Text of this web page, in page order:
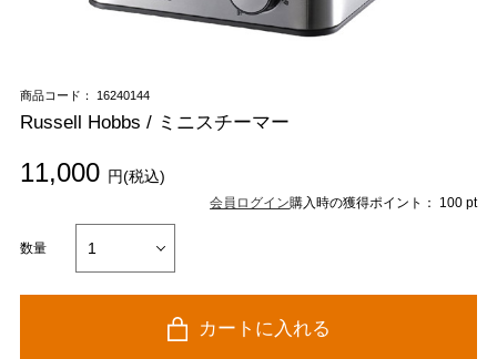
商品コード： 16240144
Russell Hobbs / ミニスチーマー
11,000 円(税込)
会員ログイン購入時の獲得ポイント： 100 pt
数量
カートに入れる